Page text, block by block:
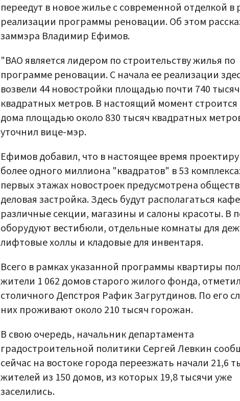
переедут в новое жилье с современной отделкой в
реализации программы реновации. Об этом
заммэра Владимир Ефимов.
"ВАО является лидером по строительству жилья по
программе реновации. С начала ее реализации
возвели 44 новостройки площадью почти 740 тысяч
квадратных метров. В настоящий момент строится
дома площадью около 830 тысяч квадратных
уточнил вице-мэр.
Ефимов добавил, что в настоящее время
более одного миллиона "квадратов" в 53
первых этажах новостроек предусмотрена
деловая застройка. Здесь будут располагаться
различные секции, магазины и салоны красоты. В
оборудуют вестибюли, отдельные комнаты для
лифтовые холлы и кладовые для инвентаря.
Всего в рамках указанной программы квартиры
жители 1 062 домов старого жилого фонда,
столичного Депстроя Рафик Загрутдинов. По его
них проживают около 210 тысяч горожан.
В свою очередь, начальник департамента
градостроительной политики Сергей Левкин
сейчас на востоке города переезжать начали 21,6
жителей из 150 домов, из которых 19,8 тысячи уже
заселились.